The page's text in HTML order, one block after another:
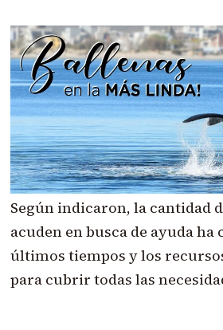
Según indicaron, la cantidad
acuden en busca de ayuda ha
últimos tiempos y los
para cubrir todas las